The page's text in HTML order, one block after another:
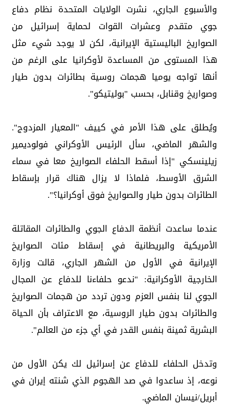
والأسبوع الجاري، نشرت الولايات المتحدة نظام دفاع
جوي متقدم وعشرات القوات لحماية إسرائيل من
الصواريخ الباليستية الإيرانية، لكن لا يوجد شيء مثل
هذا المستوى من المساعدة لأوكرانيا على الرغم من
أنها تواجه يوميا هجمات روسية بطائرات بدون طيار
وصواريخ وقنابل، بحسب "بوليتيكو".
ويُطلق على هذا الأمر في كييف "المعيار المزدوج".
والشهر الماضي، سأل الرئيس الأوكراني فولوديمير
زيلينسكي "إذا أسقط الحلفاء الصواريخ معا في سماء
الشرق الأوسط، فلماذا لا يزال هناك قرار بإسقاط
الطائرات بدون طيار والصواريخ فوق أوكرانيا؟".
عندما ساعدت أنظمة الدفاع الجوي والطائرات المقاتلة
الأمريكية والبريطانية في إسقاط مئات الصواريخ
الإيرانية في الأول من الشهر الجاري، قالت وزارة
الخارجية الأوكرانية: "ندعو حلفاءنا للدفاع عن المجال
الجوي لنا بنفس العزم ودون تردد من هجمات الصواريخ
والطائرات بدون طيار الروسية، مع الاعتراف بأن الحياة
البشرية ثمينة بنفس القدر في أي جزء من العالم".
وتدخل الحلفاء للدفاع عن إسرائيل لك يكن الأول من
نوعه، إذ ساعدوا في صد الهجوم الذي شنته إيران في
أبريل/نيسان الماضي.